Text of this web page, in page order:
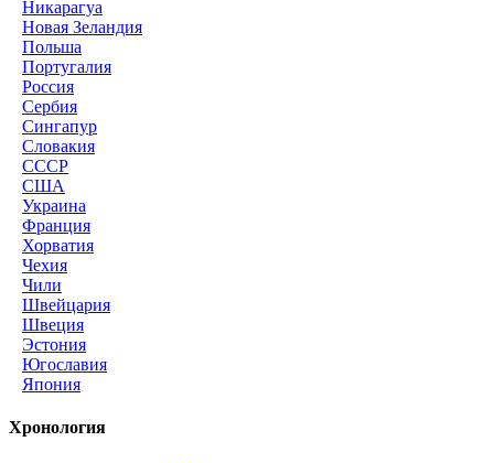
Никарагуа
Новая Зеландия
Польша
Португалия
Россия
Сербия
Сингапур
Словакия
СССР
США
Украина
Франция
Хорватия
Чехия
Чили
Швейцария
Швеция
Эстония
Югославия
Япония
Хронология